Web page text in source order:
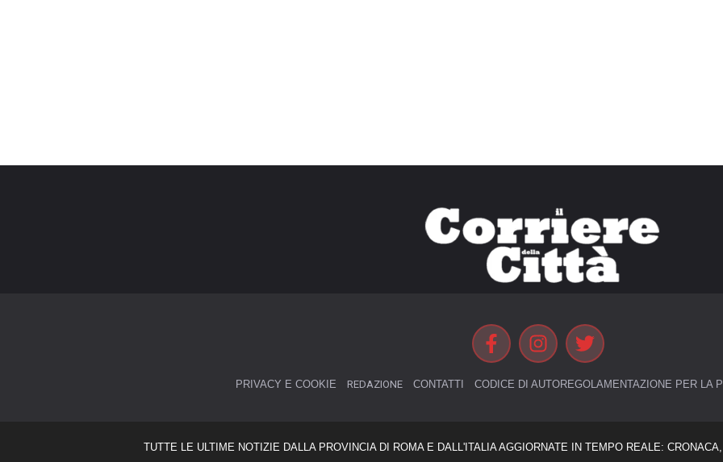
PRIVACY E COOKIE REDAZIONE CONTATTI CODICE DI AUTOREGOLAMENTAZIONE PER LA
TUTTE LE ULTIME NOTIZIE DALLA PROVINCIA DI ROMA E DALL'ITALIA AGGIORNATE IN TEMPO REALE: